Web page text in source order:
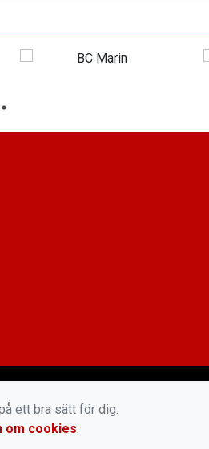
ett bra sätt för dig.
om cookies.